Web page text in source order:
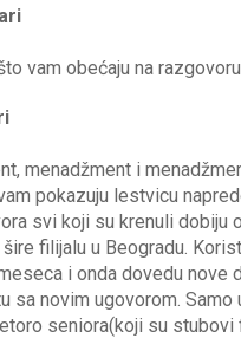
menadžment i
pokazuju lestvicu
svi koji su krenuli dobiju
šire filijalu u Beogradu.
i onda dovedu nove
sa novim ugovorom. Samo
seniora(koji su stubovi